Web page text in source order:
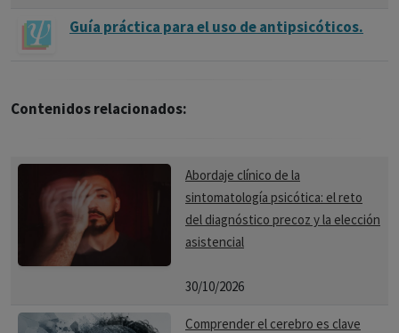
Guía práctica para el uso de antipsicóticos.
Contenidos relacionados:
Abordaje clínico de la
sintomatología psicótica: el reto
del diagnóstico precoz y la elección
asistencial
30/10/2026
Comprender el cerebro es clave